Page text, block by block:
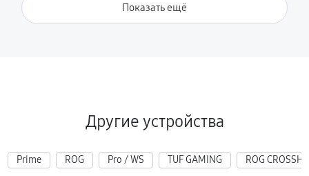
Показать ещё
Другие устройства
Prime ROG Pro / WS TUF GAMING ROG